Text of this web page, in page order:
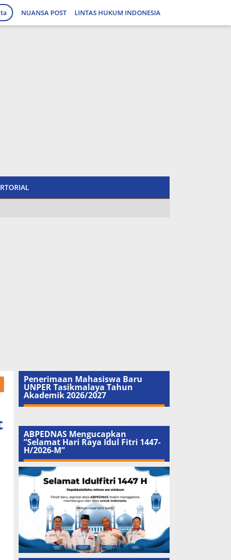
NUANSA POST LINTAS HUKUM INDONESIA
Penerimaan Mahasiswa Baru
UNPER Tasikmalaya Tahun
Akademik 2026/2027
ABPEDNAS Mengucapkan
”Selamat Hari Raya Idul Fitri 1447-
H/2026-M”